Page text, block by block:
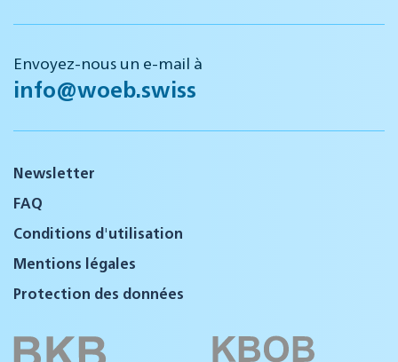
Envoyez-nous un e-mail à
info@woeb.swiss
Newsletter
FAQ
Conditions d'utilisation
Mentions légales
Protection des données